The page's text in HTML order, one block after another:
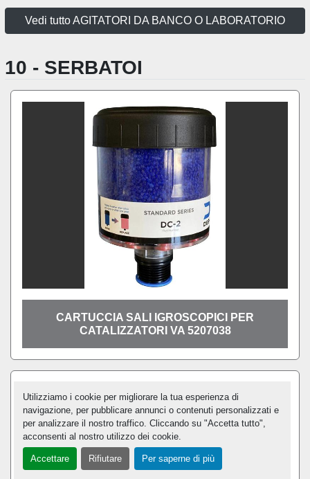
Utilizziamo i cookie per migliorare la tua esperienza di
navigazione, per pubblicare annunci o contenuti personalizzati e
per analizzare il nostro traffico. Cliccando su "Accetta tutto",
acconsenti al nostro utilizzo dei cookie.
Accettare Rifiutare Per saperne di più
Vedi tutto AGITATORI DA BANCO O LABORATORIO
10 - SERBATOI
CARTUCCIA SALI IGROSCOPICI PER
CATALIZZATORI VA 5207038